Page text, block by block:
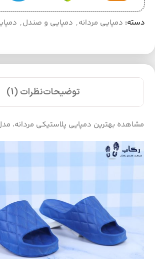
دسته: دمپایی مردانه, دمپایی و صندل,
توضیحاتنظرات (1)
مشاهده بهترین دمپایی پلاستیکی مردانه،